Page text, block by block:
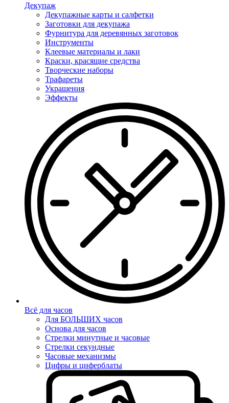
Декупаж
Декупажные карты и салфетки
Заготовки для декупажа
Фурнитура для деревянных заготовок
Инструменты
Клеевые материалы и лаки
Краски, красящие средства
Творческие наборы
Трафареты
Украшения
Эффекты
Всё для часов
Для БОЛЬШИХ часов
Основа для часов
Стрелки минутные и часовые
Стрелки секундные
Часовые механизмы
Цифры и циферблаты